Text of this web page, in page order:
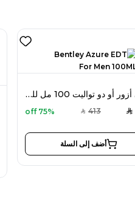
بنتلي أزور أو دو تواليت 100 مل للرجال
SAR
SAR 413
75% off
أضف إلى السلة